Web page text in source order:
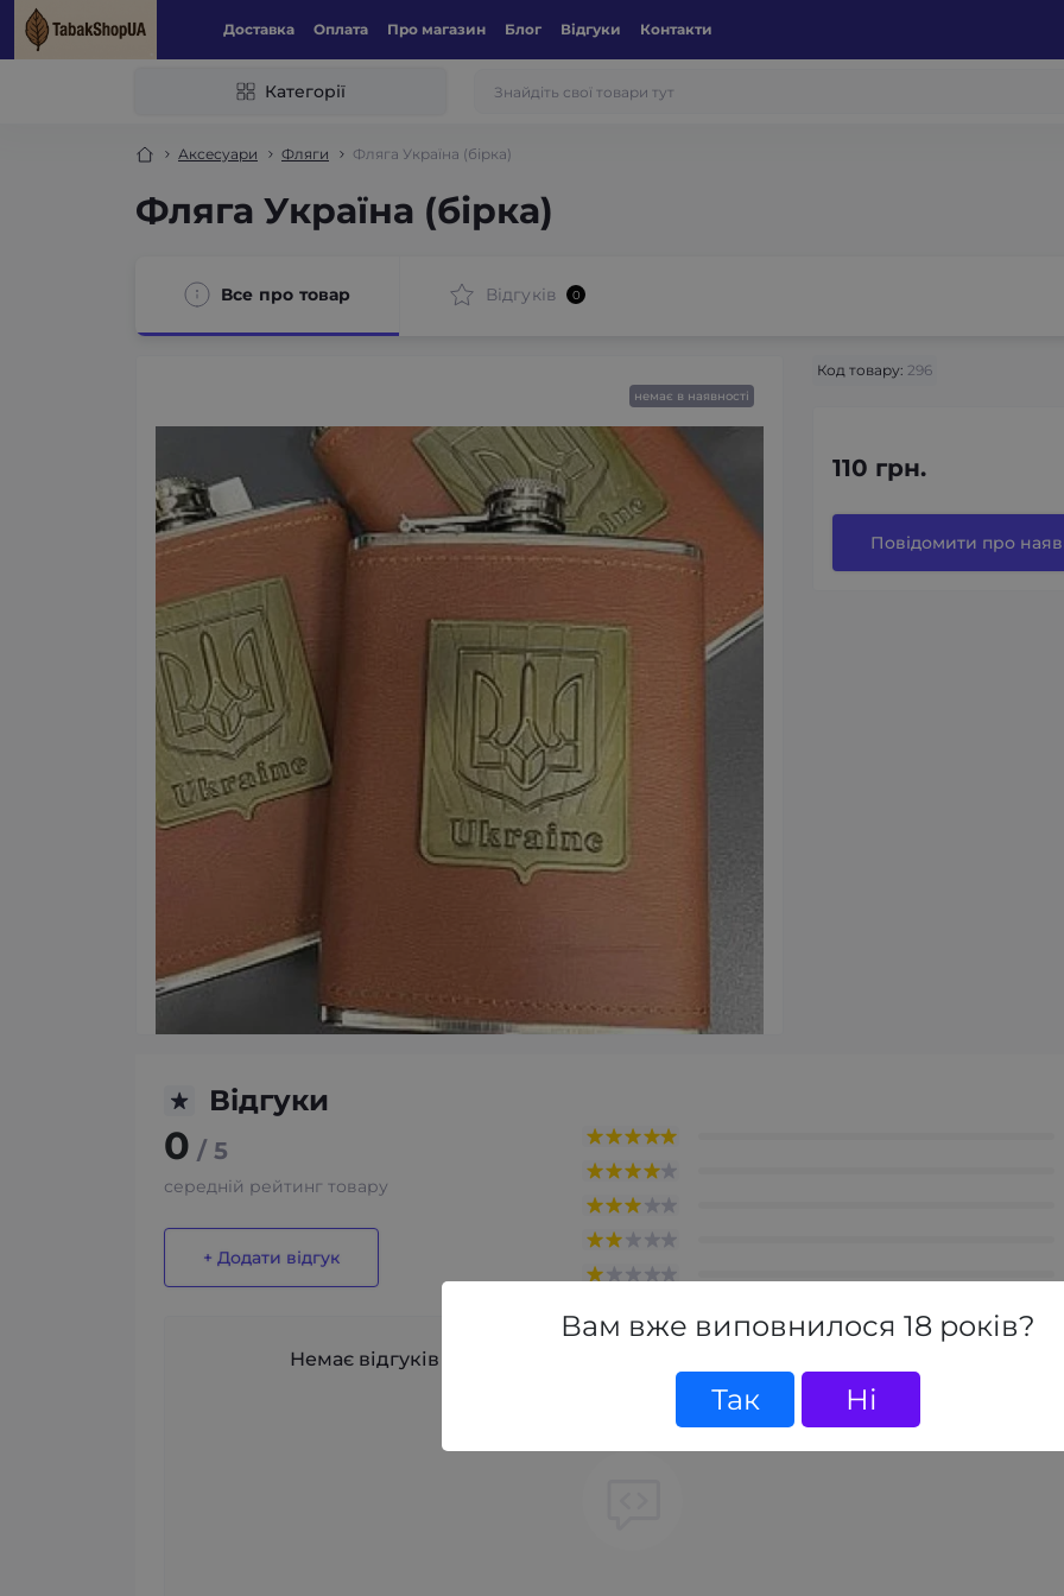
Вам вже виповнилося 18 років?
Так Ні
Доставка Оплата Про магазин Блог Відгуки Контакти
Категорії
Аксесуари Фляги Фляга Україна (бірка)
Фляга Україна (бірка)
Все про товар Відгуків 0
немає в наявності
Код товару: 296
110 грн.
Повідомити про
Відгуки
0 / 5
середній рейтинг товару
+ Додати відгук
Немає відгуків про цей товар, станьте першим, залиште свій відгук.